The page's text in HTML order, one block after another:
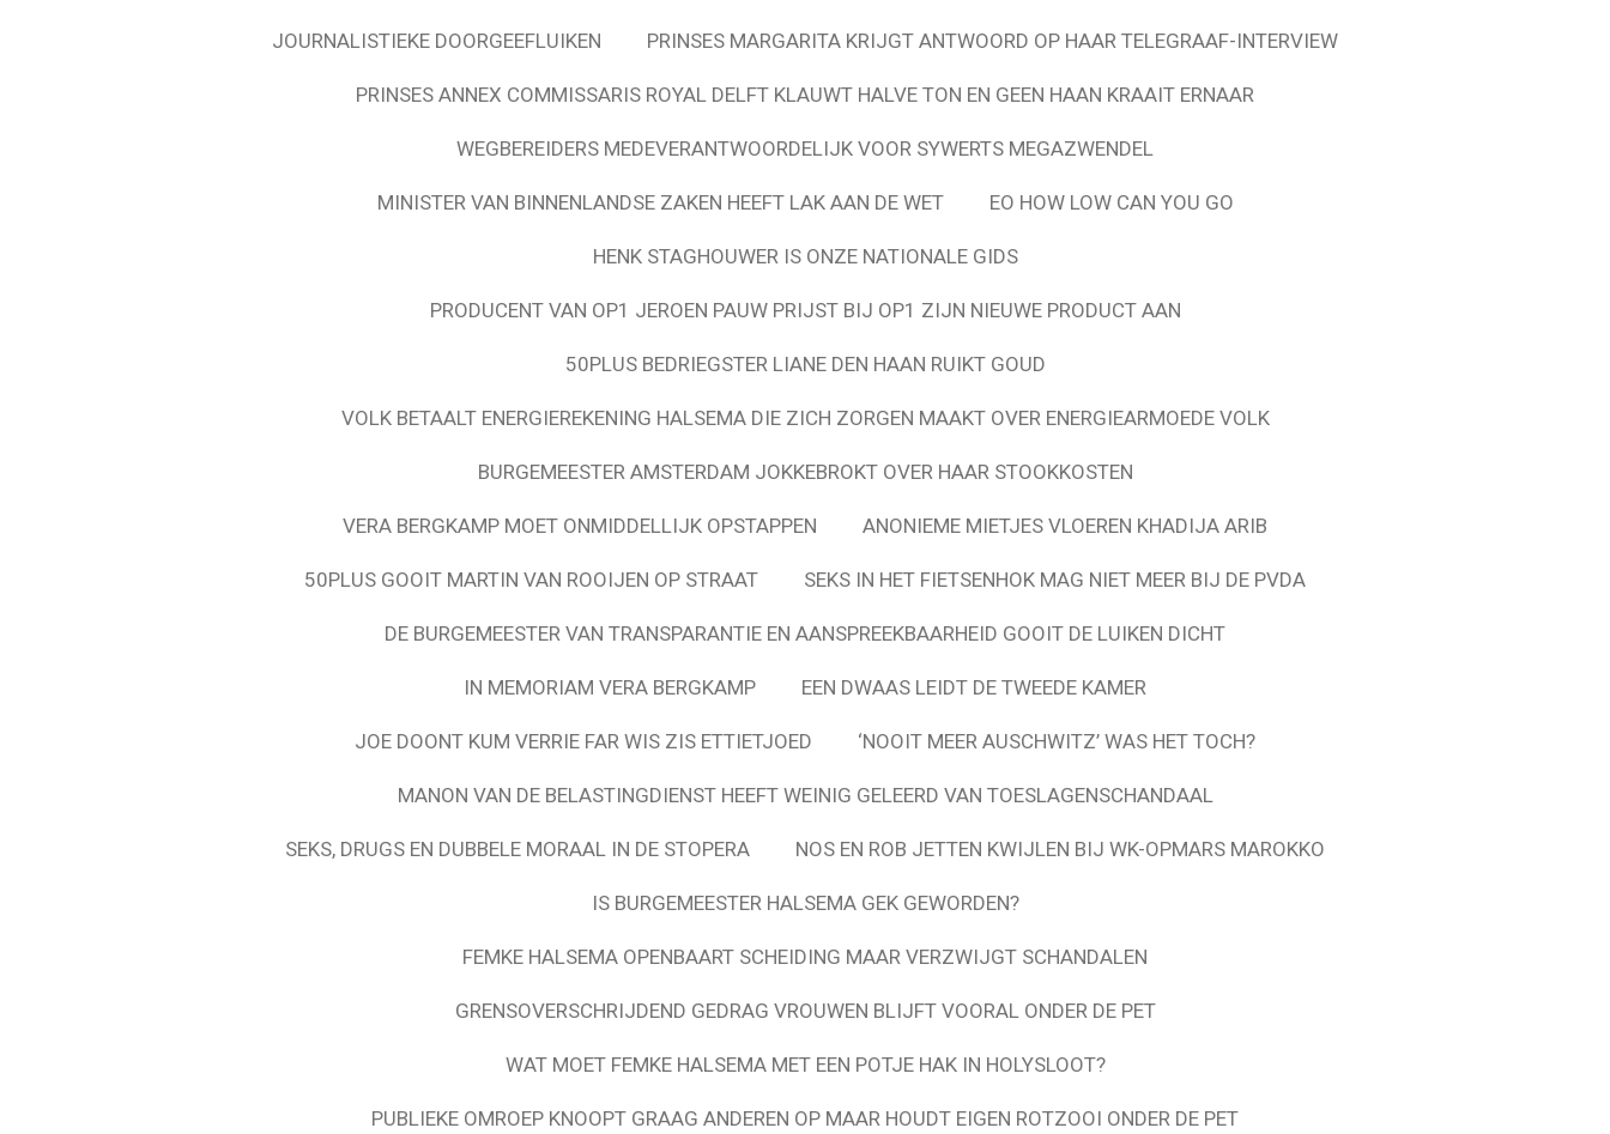
JOURNALISTIEKE DOORGEEFLUIKEN PRINSES MARGARITA KRIJGT ANTWOORD OP HAAR TELEGRAAF-INTERVIEW
PRINSES ANNEX COMMISSARIS ROYAL DELFT KLAUWT HALVE TON EN GEEN HAAN KRAAIT ERNAAR
WEGBEREIDERS MEDEVERANTWOORDELIJK VOOR SYWERTS MEGAZWENDEL
MINISTER VAN BINNENLANDSE ZAKEN HEEFT LAK AAN DE WET EO HOW LOW CAN YOU GO
HENK STAGHOUWER IS ONZE NATIONALE GIDS
PRODUCENT VAN OP1 JEROEN PAUW PRIJST BIJ OP1 ZIJN NIEUWE PRODUCT AAN
50PLUS BEDRIEGSTER LIANE DEN HAAN RUIKT GOUD
VOLK BETAALT ENERGIEREKENING HALSEMA DIE ZICH ZORGEN MAAKT OVER ENERGIEARMOEDE VOLK
BURGEMEESTER AMSTERDAM JOKKEBROKT OVER HAAR STOOKKOSTEN
VERA BERGKAMP MOET ONMIDDELLIJK OPSTAPPEN ANONIEME MIETJES VLOEREN KHADIJA ARIB
50PLUS GOOIT MARTIN VAN ROOIJEN OP STRAAT SEKS IN HET FIETSENHOK MAG NIET MEER BIJ DE PVDA
DE BURGEMEESTER VAN TRANSPARANTIE EN AANSPREEKBAARHEID GOOIT DE LUIKEN DICHT
IN MEMORIAM VERA BERGKAMP EEN DWAAS LEIDT DE TWEEDE KAMER
JOE DOONT KUM VERRIE FAR WIS ZIS ETTIETJOED ‘NOOIT MEER AUSCHWITZ’ WAS HET TOCH?
MANON VAN DE BELASTINGDIENST HEEFT WEINIG GELEERD VAN TOESLAGENSCHANDAAL
SEKS, DRUGS EN DUBBELE MORAAL IN DE STOPERA NOS EN ROB JETTEN KWIJLEN BIJ WK-OPMARS MAROKKO
IS BURGEMEESTER HALSEMA GEK GEWORDEN?
FEMKE HALSEMA OPENBAART SCHEIDING MAAR VERZWIJGT SCHANDALEN
GRENSOVERSCHRIJDEND GEDRAG VROUWEN BLIJFT VOORAL ONDER DE PET
WAT MOET FEMKE HALSEMA MET EEN POTJE HAK IN HOLYSLOOT?
PUBLIEKE OMROEP KNOOPT GRAAG ANDEREN OP MAAR HOUDT EIGEN ROTZOOI ONDER DE PET